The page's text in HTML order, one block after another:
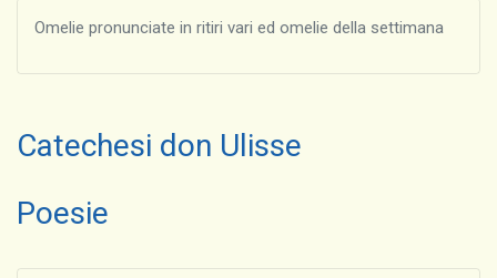
Omelie pronunciate in ritiri vari ed omelie della settimana
Catechesi don Ulisse
Poesie